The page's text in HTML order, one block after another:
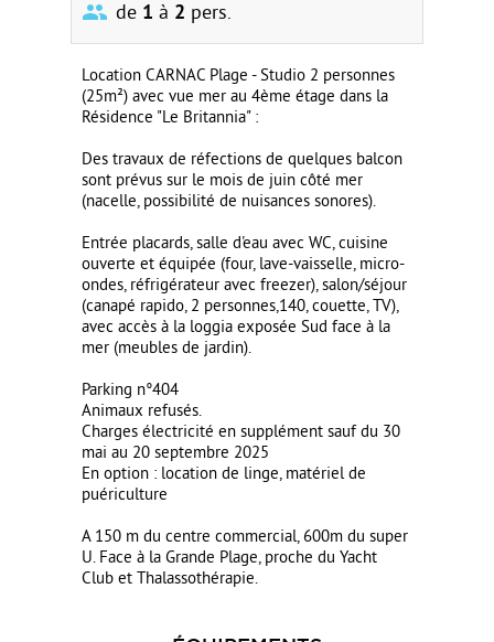
de 1 à 2 pers.
Location CARNAC Plage - Studio 2 personnes
(25m²) avec vue mer au 4ème étage dans la
Résidence "Le Britannia" :
Des travaux de réfections de quelques balcon
sont prévus sur le mois de juin côté mer
(nacelle, possibilité de nuisances sonores).
Entrée placards, salle d'eau avec WC, cuisine
ouverte et équipée (four, lave-vaisselle, micro-
ondes, réfrigérateur avec freezer), salon/séjour
(canapé rapido, 2 personnes,140, couette, TV),
avec accès à la loggia exposée Sud face à la
mer (meubles de jardin).
Parking n°404
Animaux refusés.
Charges électricité en supplément sauf du 30
mai au 20 septembre 2025
En option : location de linge, matériel de
puériculture
A 150 m du centre commercial, 600m du super
U. Face à la Grande Plage, proche du Yacht
Club et Thalassothérapie.